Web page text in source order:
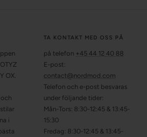
OX.
i
TA KONTAKT MED OSS PÅ
på telefon +45 44 12 40 88
E-post:
contact@nordmod.com
Telefon och e-post besvaras
under följande tider:
Mån-Tors: 8:30-12:45 & 13:45-
15:30
Fredag: 8:30-12:45 & 13:45-